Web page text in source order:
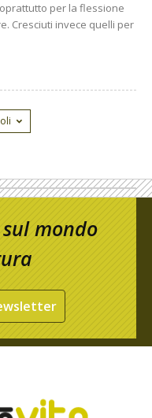
per la flessione
Cresciuti invece quelli per
mondo